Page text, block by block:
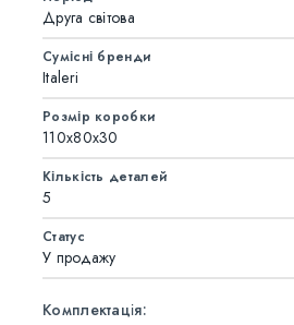
Друга світова
Сумісні бренди
Italeri
Розмір коробки
110x80x30
Кількість деталей
5
Статус
У продажу
Комплектація: